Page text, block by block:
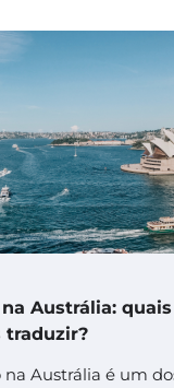
Austrália: quais
traduzir?
Austrália é um